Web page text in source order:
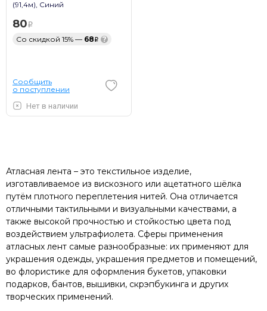
(91,4м), Синий
80
Со скидкой 15% — 68 ?
Сообщить
о поступлении
Нет в наличии
Атласная лента – это текстильное изделие,
изготавливаемое из вискозного или ацетатного шёлка
путём плотного переплетения нитей. Она отличается
отличными тактильными и визуальными качествами, а
также высокой прочностью и стойкостью цвета под
воздействием ультрафиолета. Сферы применения
атласных лент самые разнообразные: их применяют для
украшения одежды, украшения предметов и помещений,
во флористике для оформления букетов, упаковки
подарков, бантов, вышивки, скрэпбукинга и других
творческих применений.